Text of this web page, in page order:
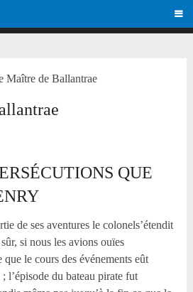
Maître de Ballantrae
QUE
de ses aventures le colonels’étendit
si nous les avions ouïes
le cours des événements eût
l’épisode du bateau pirate fut